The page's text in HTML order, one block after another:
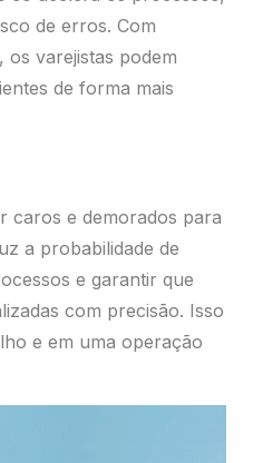
pedido.
venda e gestão de
de erros. Com
os varejistas podem
de forma mais
caros e demorados para
a probabilidade de
e garantir que
com precisão. Isso
e em uma operação